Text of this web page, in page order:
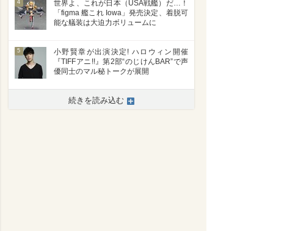
4
世界よ、これが日本（USA戦艦）だ…！
「figma 艦これ Iowa」発売決定、着脱可
能な艤装は大迫力ボリュームに
5
小野賢章が出演決定! ハロウィン開催
『TIFFアニ!!』第2部“のじけんBAR”で声
優同士のマル秘トークが展開
続きを読み込む